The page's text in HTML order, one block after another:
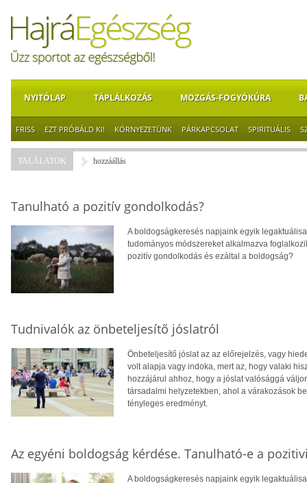
NYITÓLAP TÁPLÁLKOZÁS MOZGÁS-FOGYÓKÚRA
FRISS EZT PRÓBÁLD KI! KÖRNYEZETÜNK PÁRKAPCSOLAT SPIRITUÁLIS
TALÁLATOK hozzáállás
Tanulható a pozitív gondolkodás?
A boldogságkeresés napjaink egyik
tudományos módszereket alkalmazva
pozitív gondolkodás és ezáltal a boldogság?
Tudnivalók az önbeteljesítő jóslatról
Önbeteljesítő jóslat az az előrejelzés, vagy
volt alapja vagy indoka, mert az, hogy valaki
hozzájárul ahhoz, hogy a jóslat valósággá
társadalmi helyzetekben, ahol a várakozások
tényleges eredményt.
Az egyéni boldogság kérdése. Tanulható-e a
A boldogságkeresés napjaink egyik